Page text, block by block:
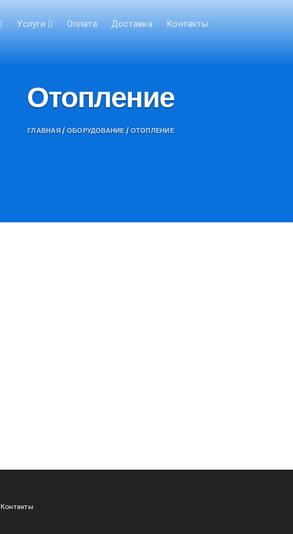
Услуги Оплата Доставка Контакты
Отопление
ГЛАВНАЯ/ ОБОРУДОВАНИЕ / ОТОПЛЕНИЕ
Контакты